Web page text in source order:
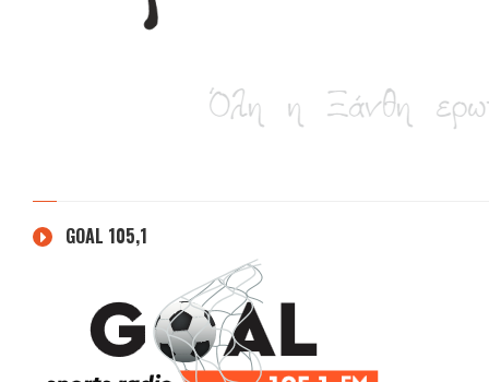
GOAL 105,1